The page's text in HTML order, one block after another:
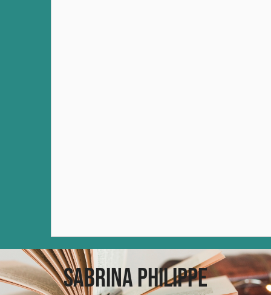
Sabrina Philippe